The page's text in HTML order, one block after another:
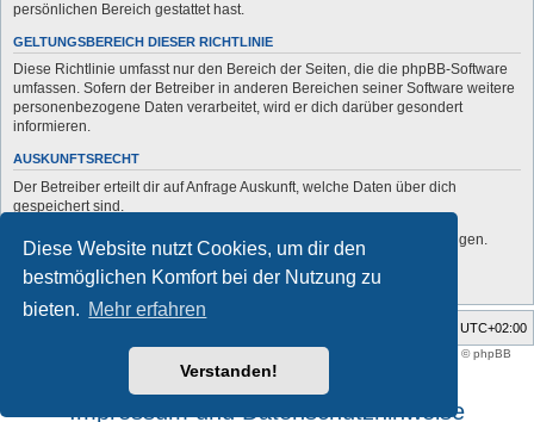
Diese Website nutzt Cookies, um dir den
bestmöglichen Komfort bei der Nutzung zu
bieten. Mehr erfahren
Verstanden!
persönlichen Bereich gestattet hast.
GELTUNGSBEREICH DIESER RICHTLINIE
Diese Richtlinie umfasst nur den Bereich der Seiten, die die phpBB-Software
umfassen. Sofern der Betreiber in anderen Bereichen seiner Software weitere
personenbezogene Daten verarbeitet, wird er dich darüber gesondert
informieren.
AUSKUNFTSRECHT
Der Betreiber erteilt dir auf Anfrage Auskunft, welche Daten über dich
gespeichert sind.
Du kannst jederzeit die Löschung bzw. Sperrung deiner Daten verlangen.
Kontaktiere hierzu bitte den Betreiber.
UTC+02:00
support forum tricolor phpBB
® Forum Software © phpBB
Limited
Deutsche Übersetzung durch
Impressum und Datenschutzhinweise